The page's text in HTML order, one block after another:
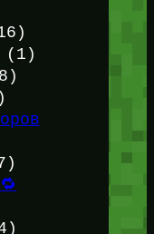
(1)